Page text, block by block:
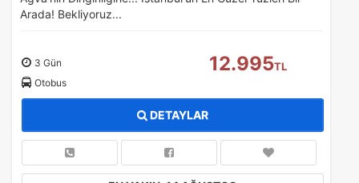
ÇEREZ KULLANIM AYARLARINIZ
Daha fazla bilgi için KVKK bilgilendirmemizi çerez kullanım
Zorunlu Çerezler
Oturum yönetimi, güvenlik ve temel site işlevleri için
gereklidir. Bu çerezler olmadan site düzgün çalışmaz ve
devre dışı bırakılamaz.
Arada! Bekliyoruz...
3 Gün
Otobus
12.995TL
DETAYLAR